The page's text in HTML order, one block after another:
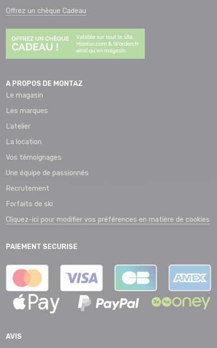
Offrez un chèque Cadeau
A PROPOS DE MONTAZ
Le magasin
Les marques
L’atelier
La location
Vos témoignages
Une équipe de passionnés
Recrutement
Forfaits de ski
Cliquez-ici pour modifier vos préférences en matière de cookies
PAIEMENT SECURISE
AVIS